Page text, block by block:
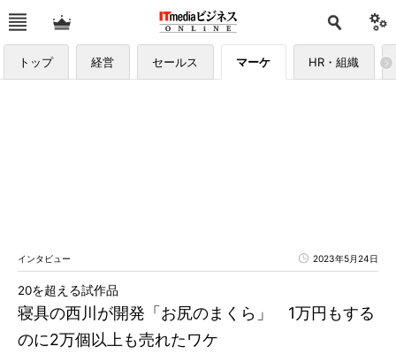
トップ 経営 セールス マーケ HR・組織
インタビュー 2023年5月24日
寝具の西川が開発「お尻のまくら」 1万円もする
のに2万個以上も売れたワケ
20を超える試作品